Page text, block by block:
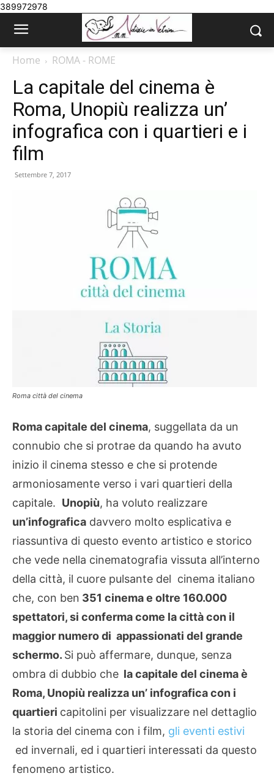
389972978
Home ROMA - ROME
La capitale del cinema è
Roma, Unopiù realizza un’
infografica con i quartieri e i
film
Settembre 7, 2017
Roma città del cinema
Roma capitale del cinema, suggellata da un
connubio che si protrae da quando ha avuto
inizio il cinema stesso e che si protende
armoniosamente verso i vari quartieri della
capitale. Unopiù, ha voluto realizzare
un’infografica davvero molto esplicativa e
riassuntiva di questo evento artistico e storico
che vede nella cinematografia vissuta all’interno
della città, il cuore pulsante del cinema italiano
che, con ben 351 cinema e oltre 160.000
spettatori, si conferma come la città con il
maggior numero di appassionati del grande
schermo. Si può affermare, dunque, senza
ombra di dubbio che la capitale del cinema è
Roma, Unopiù realizza un’ infografica con i
quartieri capitolini per visualizzare nel dettaglio
la storia del cinema con i film, gli eventi estivi
ed invernali, ed i quartieri interessati da questo
fenomeno artistico.